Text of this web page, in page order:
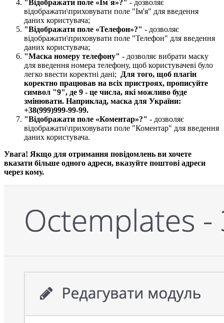
"Відображати поле «Ім`я»?​" - дозволяє
відображати\приховувати поле "Ім'я" для введення
даних користувача;
"Відображати поле «Телефон»?​" - дозволяє
відображати\приховувати поле "Телефон" для введення
даних користувача;
"Маска номеру телефону​" - дозволяє вибрати маску
для введення номера телефону, щоб користувачеві було
легко ввести коректні дані;
Для того, щоб плагін
коректно працював на всіх пристроях, прописуйте
символ "9", де 9 - це числа, які можливо буде
змінювати. Наприклад, маска для України:
+38(999)999-99-99.
"Відображати поле «Коментар»?​" - дозволяє
відображати\приховувати поле "Коментар" для введення
даних користувача.
Увага! Якщо для отримання повідомлень ви хочете
вказати більше одного адреси, вказуйте поштові адреси
через кому.​